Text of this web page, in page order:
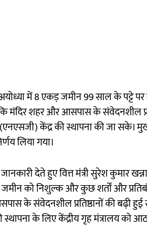
में 8 एकड़ जमीन 99 साल के पट्टे पर
मंदिर शहर और आसपास के संवेदनशील
(एनएसजी) केंद्र की स्थापना की जा सके।
लिया गया।
देते हुए वित्त मंत्री सुरेश कुमार
जमीन को निशुल्क और कुछ शर्तों और
के संवेदनशील प्रतिष्ठानों की बढ़ी
के लिए केंद्रीय गृह मंत्रालय को